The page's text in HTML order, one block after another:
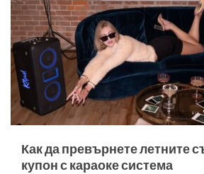
Как да превърнете летните
купон с караоке система